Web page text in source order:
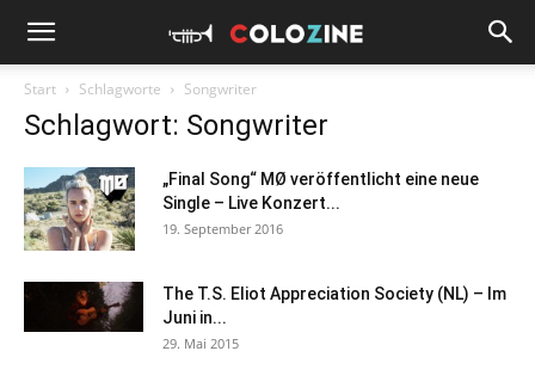
Start Schlagworte Songwriter
Schlagwort: Songwriter
„Final Song“ MØ veröffentlicht eine neue
Single – Live Konzert...
19. September 2016
The T.S. Eliot Appreciation Society (NL) – Im
Juni in...
29. Mai 2015